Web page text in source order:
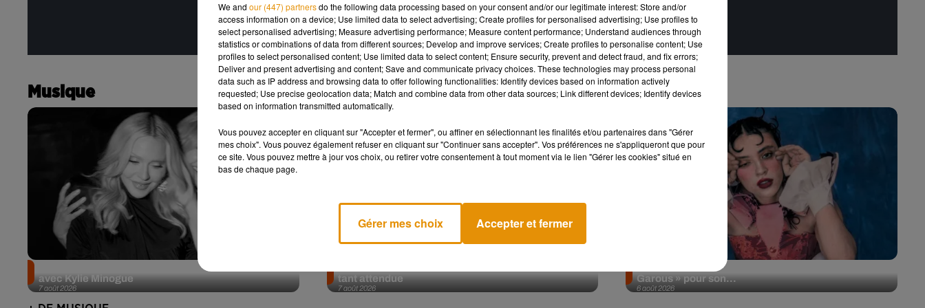
Afficher l'élément
Musique
7 août 2026
Madonna sort enfin le remix de « Love Sensation »
avec Kylie Minogue
7 août 2026
tant attendue
6 août 2026
Pomme emprunte le décor de l’émission « Loups
Garous » pour son...
We and our (447) partnersdo the following data processing based on your consent and/or our legitimate interest: Store and/or
access information on a device; Use limited data to select advertising; Create profiles for personalised advertising; Use profiles to
select personalised advertising; Measure advertising performance; Measure content performance; Understand audiences through
statistics or combinations of data from different sources; Develop and improve services; Create profiles to personalise content; Use
profiles to select personalised content; Use limited data to select content; Ensure security, prevent and detect fraud, and fix errors;
Deliver and present advertising and content; Save and communicate privacy choices. These technologies may process personal
data such as IP address and browsing data to offer following functionalities: Identify devices based on information actively
requested; Use precise geolocation data; Match and combine data from other data sources; Link different devices; Identify devices
based on information transmitted automatically.
Vous pouvez accepter en cliquant sur "Accepter et fermer", ou affiner en sélectionnant les finalités et/ou partenaires dans "Gérer
mes choix". Vous pouvez également refuser en cliquant sur "Continuer sans accepter". Vos préférences ne s'appliqueront que pour
ce site. Vous pouvez mettre à jour vos choix, ou retirer votre consentement à tout moment via le lien "Gérer les cookies" situé en
bas de chaque page.
Gérer mes choix Accepter et fermer